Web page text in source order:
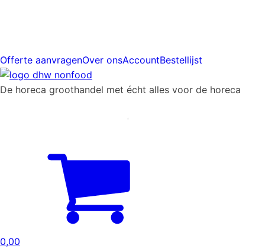
Offerte aanvragenOver onsAccountBestellijst
De horeca groothandel met écht alles voor de horeca
0,00